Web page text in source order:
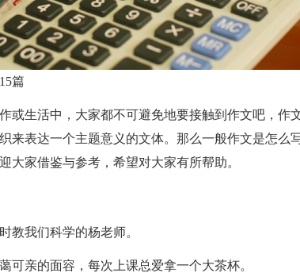
篇
或生活中，大家都不可避免地要接触到作文吧，作
来表达一个主题意义的文体。那么一般作文是怎么
大家借鉴与参考，希望对大家有所帮助。
教我们科学的杨老师。
可亲的面容，每次上课总爱拿一个大茶杯。